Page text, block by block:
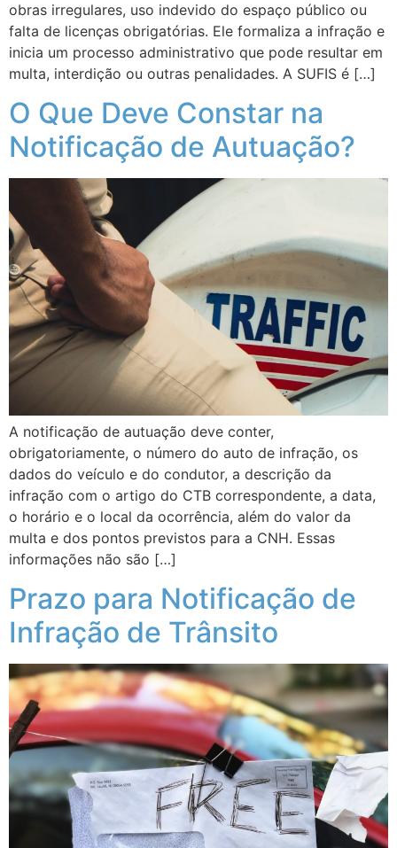
obras irregulares, uso indevido do espaço público ou
falta de licenças obrigatórias. Ele formaliza a infração e
inicia um processo administrativo que pode resultar em
multa, interdição ou outras penalidades. A SUFIS é […]
O Que Deve Constar na
Notificação de Autuação?
A notificação de autuação deve conter,
obrigatoriamente, o número do auto de infração, os
dados do veículo e do condutor, a descrição da
infração com o artigo do CTB correspondente, a data,
o horário e o local da ocorrência, além do valor da
multa e dos pontos previstos para a CNH. Essas
informações não são […]
Prazo para Notificação de
Infração de Trânsito